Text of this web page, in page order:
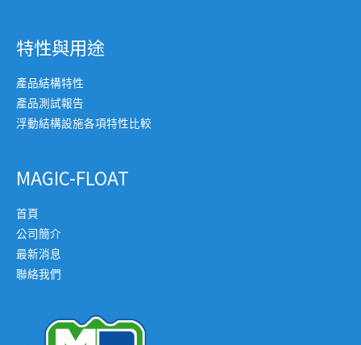
特性與用途
產品結構特性
產品測試報告
浮動結構設施各項特性比較
MAGIC-FLOAT
首頁
公司簡介
最新消息
聯絡我們